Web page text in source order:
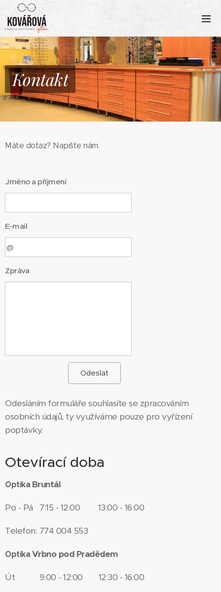
Kontakt
Máte dotaz? Napište nám.
Jméno a příjmení
E-mail
Zpráva
Odeslat
Odesláním formuláře souhlasíte se zpracováním
osobních údajů, ty využíváme pouze pro vyřízení
poptávky.
Otevírací doba
Optika Bruntál
Po - Pá 7:15 - 12:00 13:00 - 16:00
Telefon: 774 004 553
OptikaVrbno pod Pradědem
Út 9:00 - 12:00 12:30 - 16:00